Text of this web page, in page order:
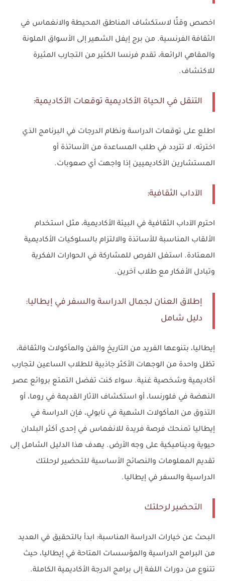
اخصص وقتًا لاستكشاف المناطق المحيطة والانغماس في
الثقافة الفرنسية. من برج إيفل الشهير إلى الأسواق الملونة
والمقاهي الرائعة، تقدم فرنسا الكثير من التجارب المثيرة
للاكتشاف.
التنقل في الحياة الأكاديمية توقعات الأكاديمية:
اطلع على توقعات الدراسة ونظام الدرجات في البرنامج الذي
اخترته. لا تتردد في طلب المساعدة من الأساتذة أو
المستشارين الأكاديميين إذا واجهت أي صعوبات.
الآداب الثقافية:
احترم الآداب الثقافية في البيئة الأكاديمية، مثل استخدام
الألقاب المناسبة للأساتذة والالتزام بالسلوكيات الأكاديمية
المعتادة. استغل الفرص للمشاركة في الحوارات الفكرية
وتبادل الأفكار مع طلاب آخرين.
إطلاق العنان لجمال الدراسة والسفر في إيطاليا:
دليل شامل
إيطاليا، بتنوعها الفريد من التاريخ والفن والمأكولات والثقافة،
تظل واحدة من الوجهات الأكثر جاذبية للطلاب الساعين لتجارب
أكاديمية وشخصية غنية. سواء كنت تفضل التمتع بروائع عصر
النهضة في فلورنسا، أو استكشاف الآثار القديمة في روما، أو
التذوق من المأكولات الشهية في نابولي، فإن الدراسة في
إيطاليا تمنحك فرصة فريدة للانغماس في إحدى أكثر البلدان
حيوية وديناميكية على وجه الأرض. يهدف هذا الدليل الشامل إلى
تقديم المعلومات والنصائح الأساسية للتحضير لرحلتك
الدراسية والسفر في إيطاليا.
التحضير لرحلتك
البحث عن خيارات الدراسة المناسبة: ابدأ بالتحقيق في العديد
من البرامج الدراسية والمؤسسات المتاحة في إيطاليا، حيث
تتنوع من دورات اللغة إلى برامج الدرجة الأكاديمية الكاملة.